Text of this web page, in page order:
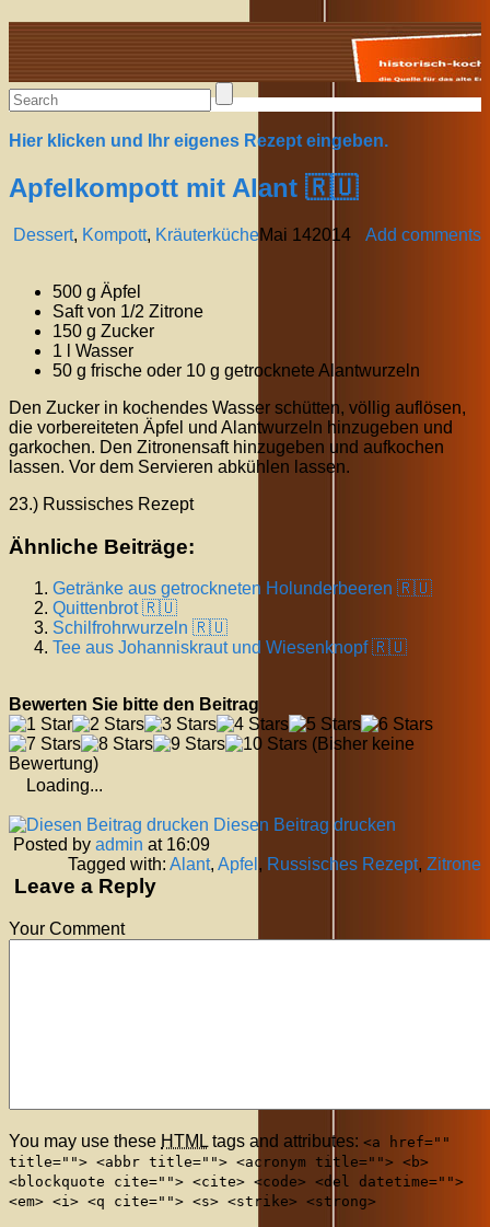
Alte Rezepte online
Hier klicken und Ihr eigenes Rezept eingeben.
Apfelkompott mit Alant 🇷🇺
Dessert, Kompott, Kräuterküche Add comments
Mai 142014
500 g Äpfel
Saft von 1/2 Zitrone
150 g Zucker
1 l Wasser
50 g frische oder 10 g getrocknete Alantwurzeln
Den Zucker in kochendes Wasser schütten, völlig auflösen,
die vorbereiteten Äpfel und Alantwurzeln hinzugeben und
garkochen. Den Zitronensaft hinzugeben und aufkochen
lassen. Vor dem Servieren abkühlen lassen.
23.) Russisches Rezept
Ähnliche Beiträge:
Getränke aus getrockneten Holunderbeeren 🇷🇺
Quittenbrot 🇷🇺
Schilfrohrwurzeln 🇷🇺
Tee aus Johanniskraut und Wiesenknopf 🇷🇺
Bewerten Sie bitte den Beitrag
(Bisher keine
Bewertung)
Loading...
Diesen Beitrag drucken
Posted by admin at 16:09
Tagged with: Alant, Apfel , Russisches Rezept, Zitrone
Leave a Reply
Your Comment
You may use these HTML tags and attributes: <a href=""
title=""> <abbr title=""> <acronym title=""> <b>
<blockquote cite=""> <cite> <code> <del datetime="">
<em> <i> <q cite=""> <s> <strike> <strong>